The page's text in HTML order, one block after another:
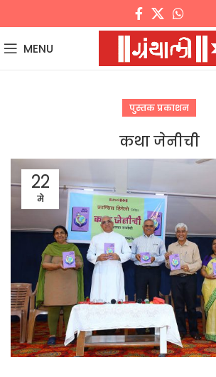
MENU
पुस्तक प्रकाशन
कथा जेनीची
22
मे